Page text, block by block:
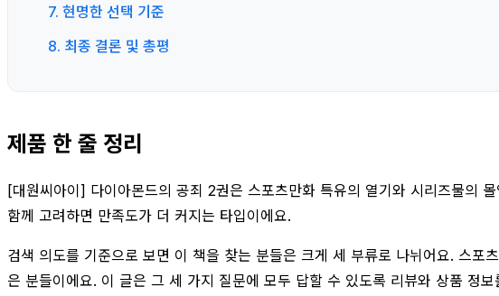
7. 현명한 선택 기준
8. 최종 결론 및 총평
제품 한 줄 정리
[대원씨아이] 다이아몬드의 공죄 2권은 스포츠만화 특유의 열기와 시리즈물의
함께 고려하면 만족도가 더 커지는 타입이에요.
검색 의도를 기준으로 보면 이 책을 찾는 분들은 크게 세 부류로 나뉘어요. 스
은 분들이에요. 이 글은 그 세 가지 질문에 모두 답할 수 있도록 리뷰와 상품 정